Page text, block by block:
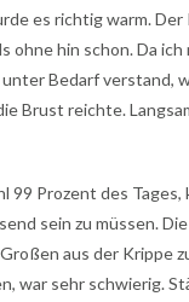
es richtig warm.
ohne hin schon. Da
unter Bedarf verstand,
Brust reichte.
99 Prozent des Tages,
sein zu müssen.
aus der Krippe
war sehr schwierig.